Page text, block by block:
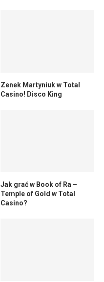
Zenek Martyniuk w Total
Casino! Disco King
Jak grać w Book of Ra –
Temple of Gold w Total
Casino?